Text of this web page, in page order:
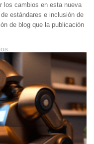
los cambios en esta nueva
estándares e inclusión de
de blog que la publicación